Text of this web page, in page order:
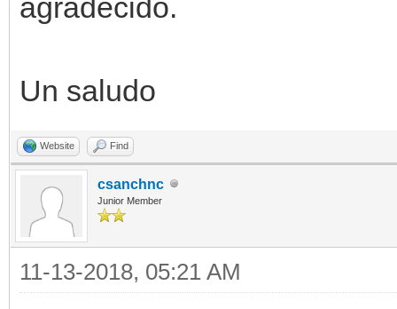
agradecido.
Un saludo
Website Find
csanchnc
Junior Member
11-13-2018, 05:21 AM